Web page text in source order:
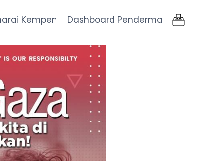
Kempen Dashboard Penderma